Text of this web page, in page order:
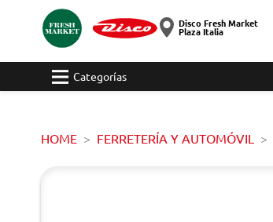
Disco Fresh Market
Plaza Italia
Categorías
HOME FERRETERÍA Y AUTOMÓVIL